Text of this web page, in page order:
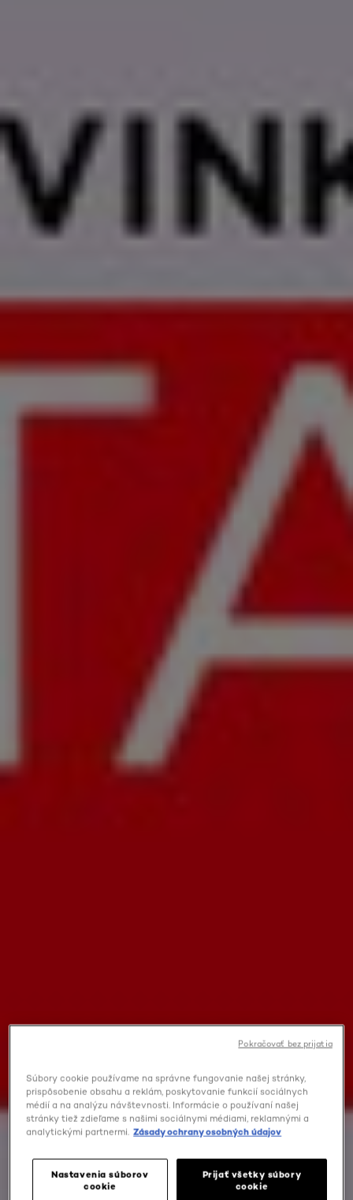
Súbory cookie používame na správne fungovanie našej stránky,
prispôsobenie obsahu a reklám, poskytovanie funkcií sociálnych
médií a na analýzu návštevnosti. Informácie o používaní našej
stránky tiež zdieľame s našimi sociálnymi médiami, reklamnými a
analytickými partnermi. Zásady ochrany osobných údajov
Nastavenia súborov
cookie
Prijať všetky súbory
cookie
Pokračovať bez prijatia